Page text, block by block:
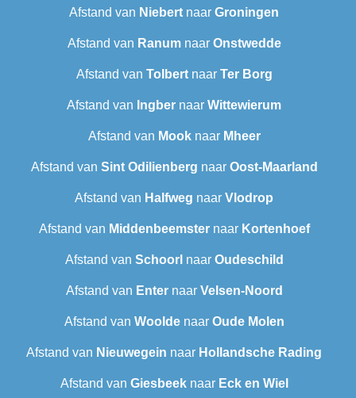
Afstand van Niebert naar Groningen
Afstand van Ranumnaar Onstwedde
Afstand van Tolbertnaar Ter Borg
Afstand van Ingber naar Wittewierum
Afstand van Mooknaar Mheer
Afstand van Sint Odilienberg naar Oost-Maarland
Afstand van Halfweg naar Vlodrop
Afstand van Middenbeemsternaar Kortenhoef
Afstand van Schoorl naar Oudeschild
Afstand van Enternaar Velsen-Noord
Afstand van Wooldenaar Oude Molen
Afstand van Nieuwegein naar Hollandsche Rading
Afstand van Giesbeeknaar Eck en Wiel